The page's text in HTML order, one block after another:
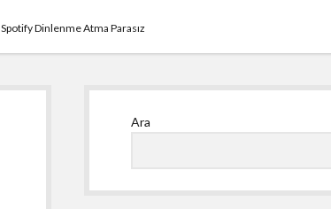
Spotify Dinlenme Atma Parasız
Ara